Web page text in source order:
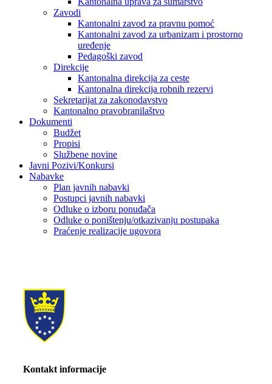
Zavodi
Kantonalni zavod za pravnu pomoć
Kantonalni zavod za urbanizam i prostorno
uređenje
Pedagoški zavod
Direkcije
Kantonalna direkcija za ceste
Kantonalna direkcija robnih rezervi
Sekretarijat za zakonodavstvo
Kantonalno pravobranilaštvo
Dokumenti
Budžet
Propisi
Službene novine
Javni Pozivi/Konkursi
Nabavke
Plan javnih nabavki
Postupci javnih nabavki
Odluke o izboru ponuđača
Odluke o poništenju/otkazivanju postupaka
Praćenje realizacije ugovora
Kontakt informacije